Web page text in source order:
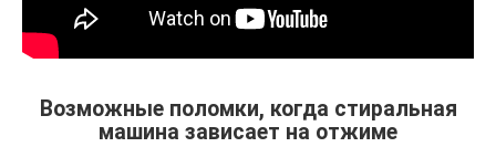
Возможные поломки, когда стиральная
машина зависает на отжиме